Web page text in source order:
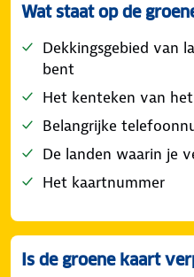
Wat staat op de
Dekkingsgebied van
bent
Het kenteken van
Belangrijke
De landen waarin je
Het kaartnummer
Is de groene kaart